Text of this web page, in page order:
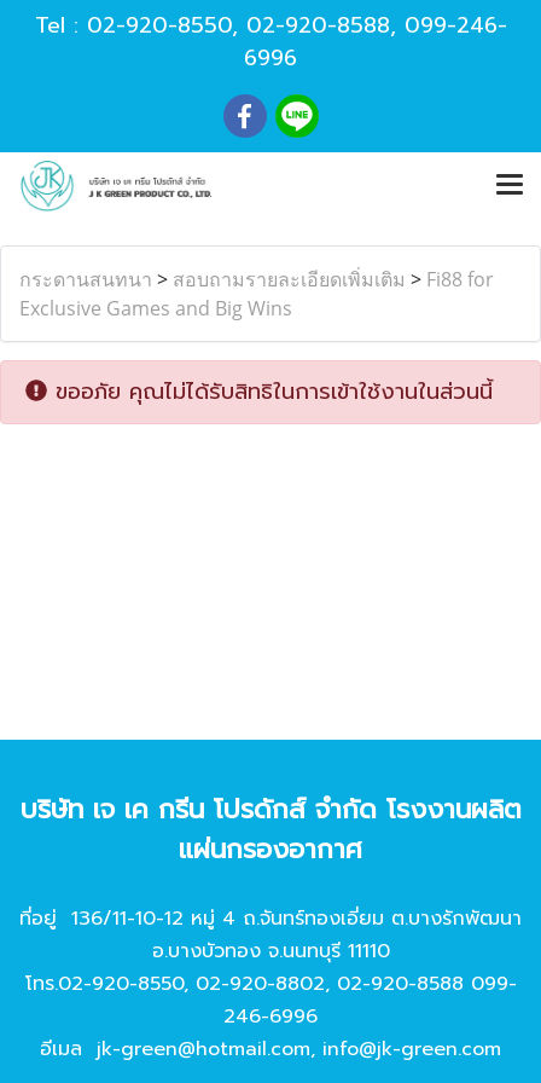
Tel : 02-920-8550, 02-920-8588, 099-246-
6996
กระดานสนทนา > สอบถามรายละเอียดเพิ่มเติม > Fi88 for
Exclusive Games and Big Wins
ขออภัย คุณไม่ได้รับสิทธิในการเข้าใช้งานในส่วนนี้
บริษัท เจ เค กรีน โปรดักส์ จํากัด โรงงานผลิต
แผ่นกรองอากาศ
ที่อยู่ 136/11-10-12 หมู่ 4 ถ.จันทร์ทองเอี่ยม ต.บางรักพัฒนา
อ.บางบัวทอง จ.นนทบุรี 11110
โทร.02-920-8550, 02-920-8802, 02-920-8588 099-
246-6996
อีเมล jk-green@hotmail.com, info@jk-green.com